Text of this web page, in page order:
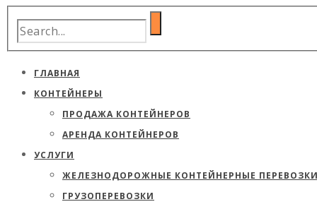
ГЛАВНАЯ
КОНТЕЙНЕРЫ
ПРОДАЖА КОНТЕЙНЕРОВ
АРЕНДА КОНТЕЙНЕРОВ
УСЛУГИ
ЖЕЛЕЗНОДОРОЖНЫЕ КОНТЕЙНЕРНЫЕ ПЕРЕВОЗКИ
ГРУЗОПЕРЕВОЗКИ